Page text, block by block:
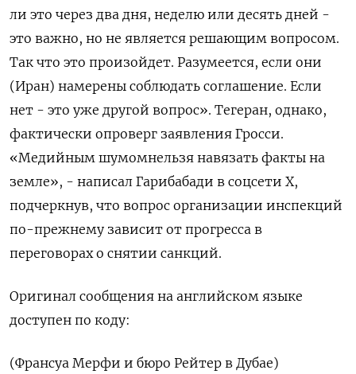
ли это через два дня, неделю или десять дней -
это важно, но не является решающим вопросом.
Так что это произойдет. Разумеется, если они
(Иран) намерены соблюдать соглашение. Если
нет - ​это уже другой ⁠вопрос». Тегеран, однако,
фактически опроверг заявления Гросси.
«Медийным шумомнельзя навязать факты на
земле», - написал Гарибабади ‌в соцсети X,
подчеркнув, что вопрос организации инспекций
‌по-прежнему зависит от прогресса в
переговорах о снятии санкций.
Оригинал сообщения ​на английском языке
доступен по коду:
(Франсуа Мерфи ‌и бюро Рейтер в Дубае)